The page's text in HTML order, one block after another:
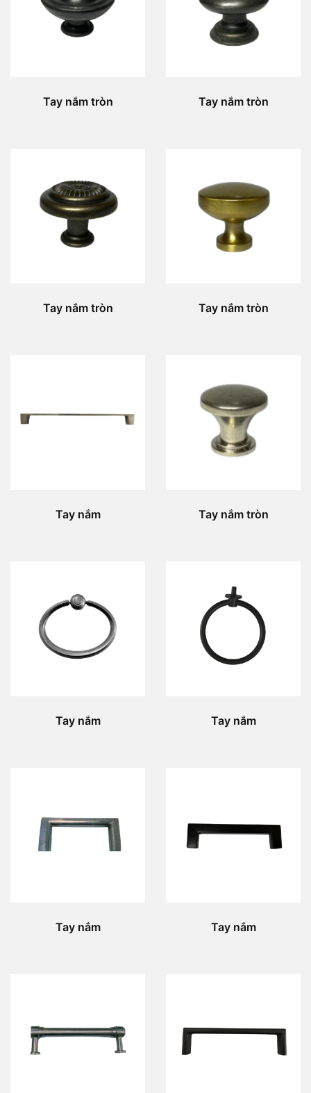
Tay nắm tròn Tay nắm tròn
Tay nắm tròn Tay nắm tròn
Tay nắm Tay nắm tròn
Tay nắm Tay nắm
Tay nắm Tay nắm